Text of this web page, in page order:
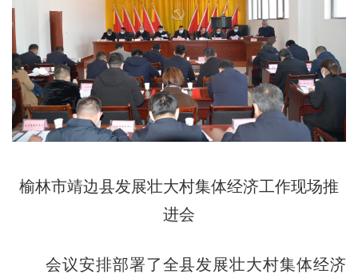
榆林市靖边县发展壮大村集体经济工作现场推
进会
会议安排部署了全县发展壮大村集体经济